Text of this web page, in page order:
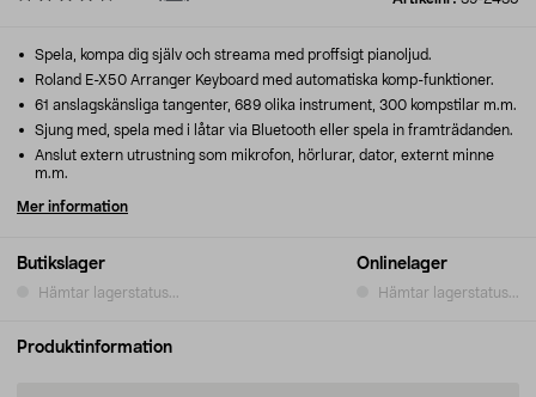
Butikslager
Hämtar lagerstatus...
Onlinelager
Hämtar lagerstatus...
Spela, kompa dig själv och streama med proffsigt pianoljud.
Roland E-X50 Arranger Keyboard med automatiska komp-funktioner.
61 anslagskänsliga tangenter, 689 olika instrument, 300 kompstilar m.m.
Sjung med, spela med i låtar via Bluetooth eller spela in framträdanden.
Anslut extern utrustning som mikrofon, hörlurar, dator, externt minne
m.m.
Mer information
Produktinformation